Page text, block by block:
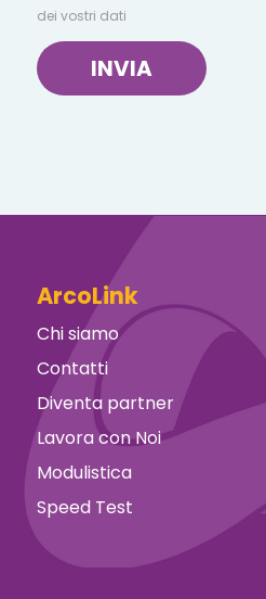
dei vostri dati
INVIA
ArcoLink
Chi siamo
Contatti
Diventa partner
Lavora con Noi
Modulistica
Speed Test